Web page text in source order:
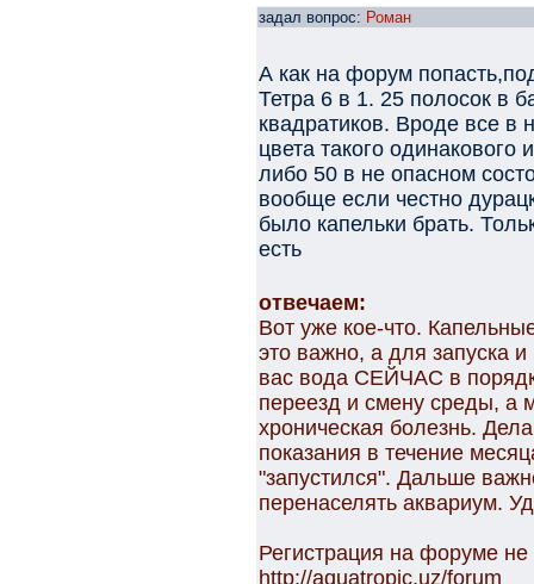
задал вопрос: Роман
А как на форум
Тетра 6 в 1. 25 полосок в
квадратиков. Вроде все в
цвета такого
либо 50 в не опасном
вообще если честно
было капельки брать.
есть
отвечаем:
Вот уже кое-что.
это важно, а для запуска
вас вода СЕЙЧАС в
переезд и смену среды, а
хроническая болезнь.
показания в течение
"запустился". Дальше
перенаселять аквариум.
Регистрация на форуме не
http://aquatropic.uz/forum